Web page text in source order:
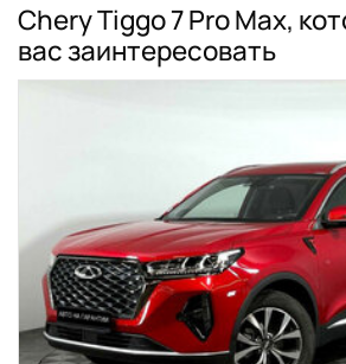
Chery Tiggo 7 Pro Max,
вас заинтересовать